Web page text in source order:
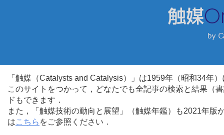
「触媒（Catalysts and Catalysis）」は1959年（昭和34年
このサイトをつかって，どなたでも全記事の検索と結果（
ドもできます．
また，「触媒技術の動向と展望」（触媒年鑑）も2021年
はこちら をご参照ください．